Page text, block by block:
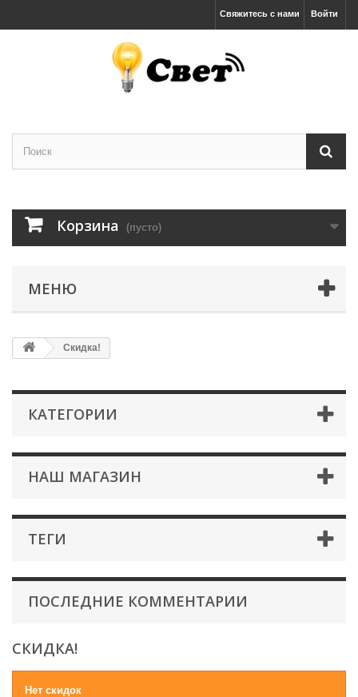
Войти
Свяжитесь с нами
Корзина (пусто)
МЕНЮ
Скидка!
КАТЕГОРИИ
НАШ МАГАЗИН
ТЕГИ
ПОСЛЕДНИЕ КОММЕНТАРИИ
СКИДКА!
Нет скидок